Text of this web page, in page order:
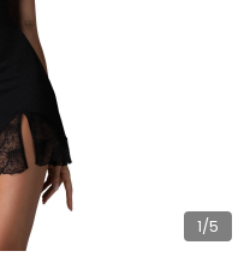
1/5